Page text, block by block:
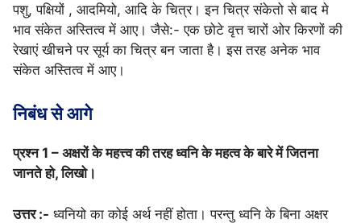
पशु, पक्षियों , आदमियो, आदि के चित्र। इन चित्र संकेतो से बाद मे
भाव संकेत अस्तित्व में आए। जैसे:- एक छोटे वृत्त चारों ओर किरणों की
रेखाएं खीचने पर सूर्य का चित्र बन जाता है। इस तरह अनेक भाव
संकेत अस्तित्व में आए।
निबंध से आगे
प्रश्न 1 – अक्षरों के महत्त्व की तरह ध्वनि के महत्व के बारे में जितना
जानते हो, लिखो।
उत्तर :- ध्वनियो का कोई अर्थ नहीं होता। परन्तु ध्वनि के बिना अक्षर